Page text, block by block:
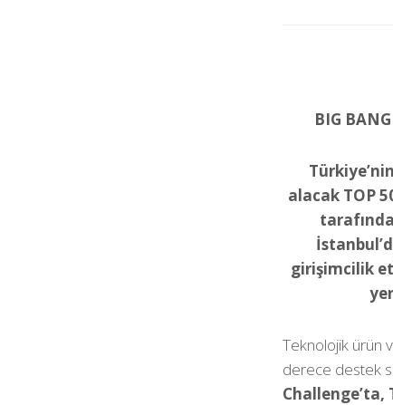
BIG
alacak TOP
girişimcilik
Teknolojik ürün
derece destek
Challenge’ta,